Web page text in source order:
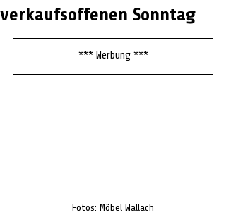
verkaufsoffenen Sonntag
*** Werbung ***
Fotos: Möbel Wallach